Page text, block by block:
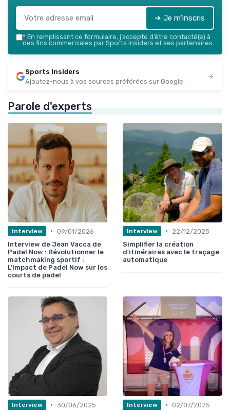
➔ Je m'inscris
* En remplissant ce formulaire, j’accepte d’être contacté(e) à
des fins commerciales par Sports Insiders et ses partenaires.
Sports Insiders
Ajoutez-nous à vos sources préférées sur Google
Parole d'experts
Interview • 09/01/2026
Interview de Jean Vacca de
Padel Now : Révolutionner le
matchmaking sportif :
L'impact de Padel Now sur les
courts de padel
Interview •
22/12/2025
Simplifier la création
d'itinéraires avec le traçage
automatique
Interview • 30/06/2025
Interview • 02/07/2025